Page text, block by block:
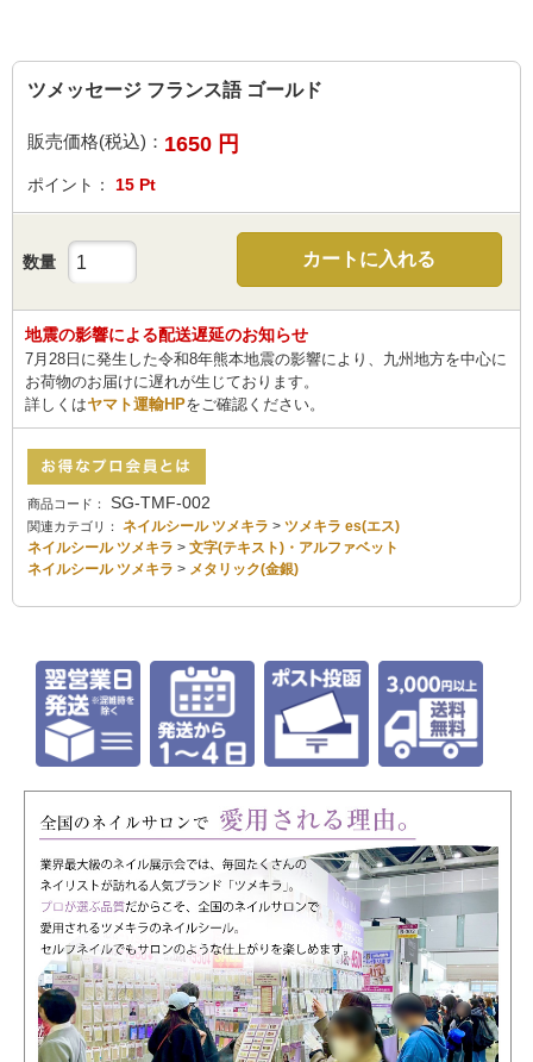
ツメッセージ フランス語 ゴールド
販売価格(税込)： 1650 円
ポイント： 15 Pt
数量 カートに入れる
地震の影響による配送遅延のお知らせ
7月28日に発生した令和8年熊本地震の影響により、九州地方を中心に
お荷物のお届けに遅れが生じております。
詳しくはヤマト運輸HPをご確認ください。
商品コード： SG-TMF-002
関連カテゴリ： ネイルシール ツメキラ > ツメキラ es(エス)
ネイルシール ツメキラ > 文字(テキスト)・アルファベット
ネイルシール ツメキラ > メタリック(金銀)